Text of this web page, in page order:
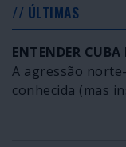
// ÚLTIMAS
ENTENDER
A agressão
conhecida (mas